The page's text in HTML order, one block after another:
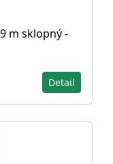
m sklopný -
Detail